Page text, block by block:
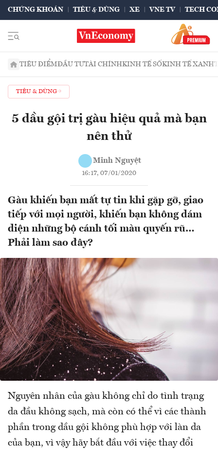
CHỨNG KHOÁN TIÊU & DÙNG XE VNE TV TECH
TIÊU ĐIỂMĐẦU TƯTÀI CHÍNHKINH TẾ SỐKINH TẾ XANH
TIÊU & DÙNG
5 dầu gội trị gàu hiệu quả mà bạn
nên thử
Minh Nguyệt
16:17, 07/01/2020
Gàu khiến bạn mất tự tin khi gặp gỡ, giao
tiếp với mọi người, khiến bạn không dám
diện những bộ cánh tối màu quyến rũ…
Phải làm sao đây?
Nguyên nhân của gàu không chỉ do tình trạng
da đầu không sạch, mà còn có thể vì các thành
phần trong dầu gội không phù hợp với làn da
của bạn, vì vậy hãy bắt đầu với việc thay đổi